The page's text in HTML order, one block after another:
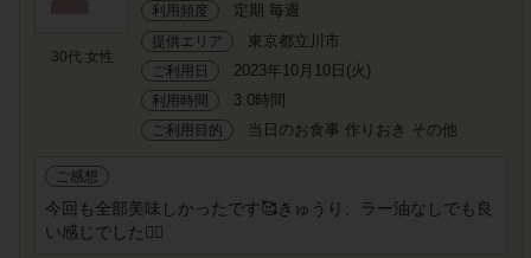
30代 女性
利用頻度
定期 毎週
提供エリア 東京都立川市
ご利用日 2023年10月10日(火)
利用時間 3.0時間
ご利用目的 当日のお食事 作りおき その他
ご感想
今回も全部美味しかったです🥰きゅうり、ラー油なしでも良
い感じでした❤️‍🔥